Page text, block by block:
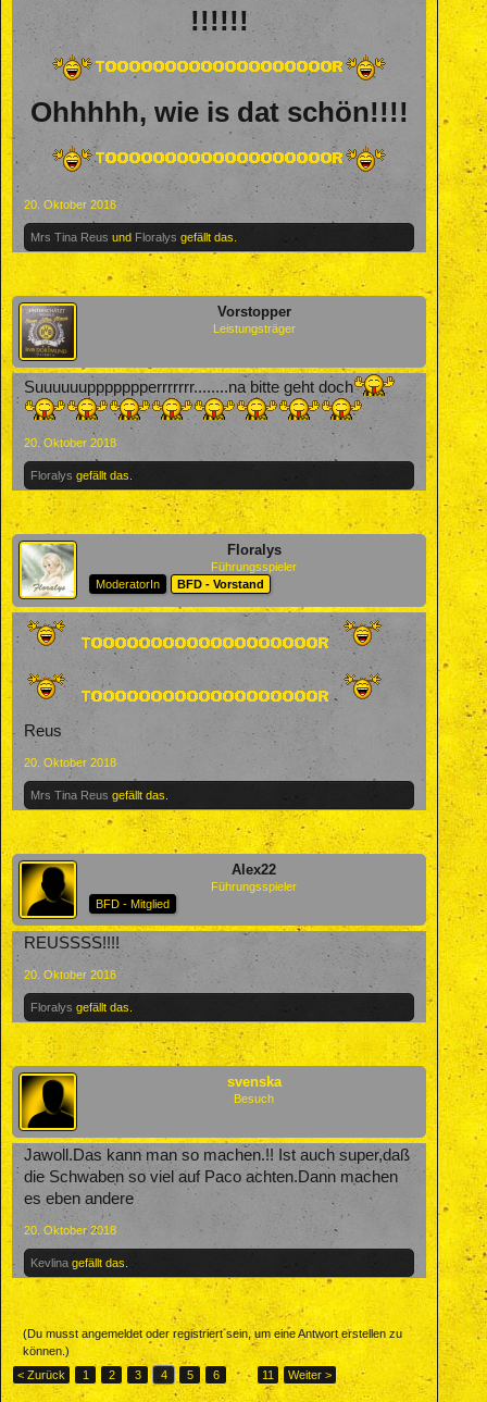
!!!!!!
Ohhhhh, wie is dat schön!!!!
20. Oktober 2018
Mrs Tina Reus und Floralys gefällt das.
Vorstopper
Leistungsträger
Suuuuuuppppppperrrrrrr........na bitte geht doch
20. Oktober 2018
Floralys gefällt das.
Floralys
Führungsspieler
ModeratorIn
BFD - Vorstand
Reus
20. Oktober 2018
Mrs Tina Reus gefällt das.
Alex22
Führungsspieler
BFD - Mitglied
REUSSSS!!!!
20. Oktober 2018
Floralys gefällt das.
svenska
Besuch
Jawoll.Das kann man so machen.!! Ist auch super,daß
die Schwaben so viel auf Paco achten.Dann machen
es eben andere
20. Oktober 2018
Kevlina gefällt das.
(Du musst angemeldet oder registriert sein, um eine Antwort erstellen zu
können.)
< Zurück
1 2 3 4 5 6 → 11 Weiter >